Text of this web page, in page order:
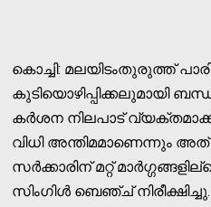
കൊച്ചി: മലയിടംതുരുത്ത്
കുടിയൊഴിപ്പിക്കലുമായി
കർശന നിലപാട്
വിധി അന്തിമമാണെന്നും
സർക്കാരിന് മറ്റ്
സിംഗിൾ ബെഞ്ച്